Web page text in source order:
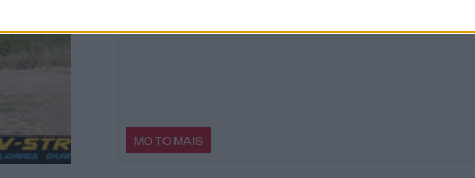
MOTOMAIS